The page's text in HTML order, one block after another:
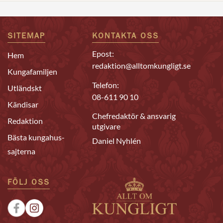
SITEMAP
Hem
Kungafamiljen
Utländskt
Kändisar
Redaktion
Bästa kungahus-
sajterna
KONTAKTA OSS
Epost:
redaktion@alltomkungligt.se
Telefon:
08-611 90 10
Chefredaktör & ansvarig
utgivare
Daniel Nyhlén
FÖLJ OSS